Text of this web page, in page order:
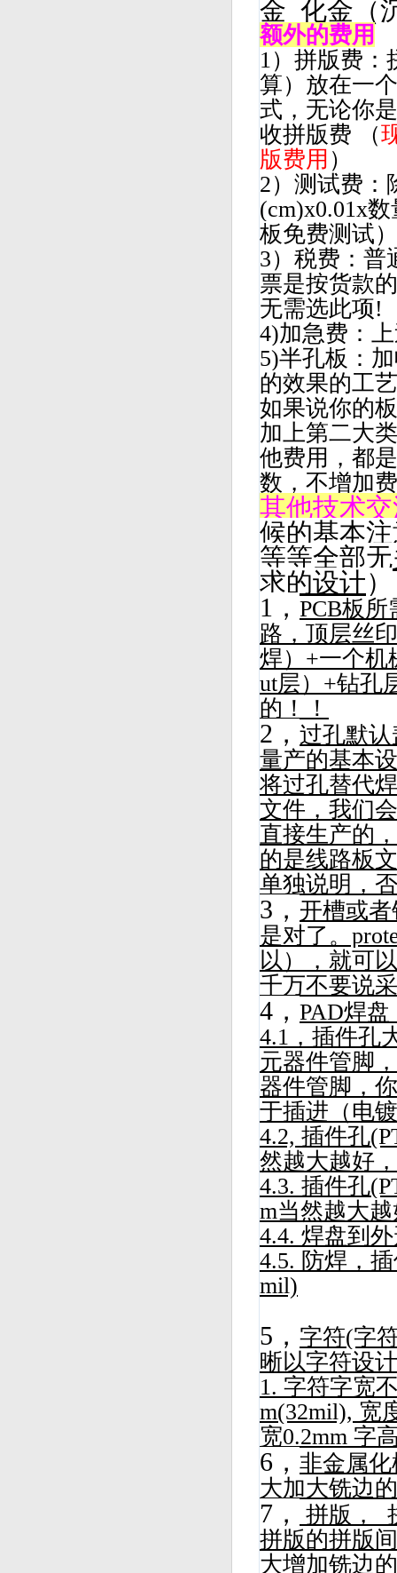
金 化金（
额外的费用
1）拼版费：
算）放在一
式，无论你
收拼版费 （
版费用 ）
2）测试费：
(cm)x0.01x
板免费测试
3）税费：普
票是按货款
无需选此项!
4)加急费：
5)半孔板：
的效果的工
如果说你的
加上第二大
他费用，都
数，不增加
其他技术
候的基本
等等全部
求的设计）
1， PCB板
路，顶层丝
焊）+一个机
ut层）+钻孔
的！！
2， 过孔默
量产的基本
将过孔替代
文件，我们
直接生产的
的是线路板
单独说明，
3， 开槽或
是对了。
以），就可
千万不要说
4， PAD焊
4.1，插件孔
元器件管脚
器件管脚，
于插进（电
4.2, 插件孔
然越大越好
4.3. 插件孔
m当然越大
4.4. 焊盘到
4.5. 防焊，
mil)
5， 字符(字
晰以字符设
1. 字符字宽
m(32mil), 宽
宽0.2mm 字
6， 非金属
大加大铣边
7，
拼版，
拼版的拼版
大增加铣边